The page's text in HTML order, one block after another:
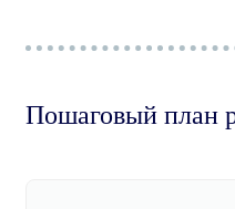
Пошаговый план